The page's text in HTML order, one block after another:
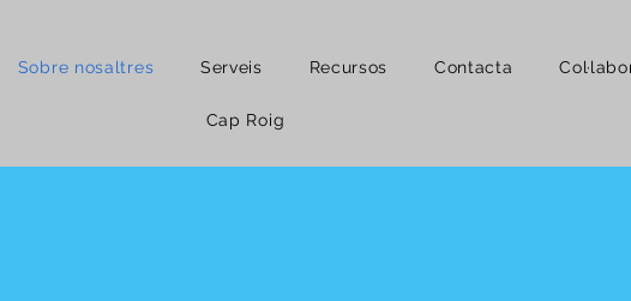
Sobre nosaltres Serveis Recursos Contacta
Cap Roig